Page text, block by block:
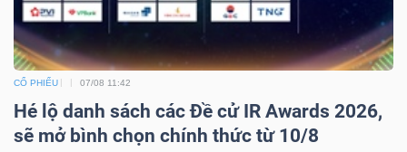
CỔ PHIẾU 07/08 11:42
Hé lộ danh sách các Đề cử IR Awards 2026,
sẽ mở bình chọn chính thức từ 10/8